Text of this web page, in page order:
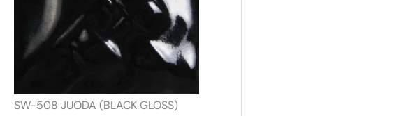
SW-508 JUODA (BLACK GLOSS)